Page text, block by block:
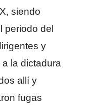
siendo
periodo del
y
la dictadura
allí y
fugas